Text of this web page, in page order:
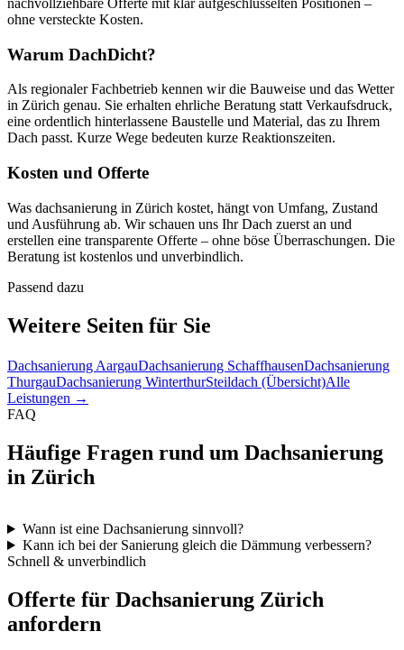
ohne versteckte Kosten.
Warum DachDicht?
Als regionaler Fachbetrieb kennen wir die Bauweise und das Wetter
in Zürich genau. Sie erhalten ehrliche Beratung statt Verkaufsdruck,
eine ordentlich hinterlassene Baustelle und Material, das zu Ihrem
Dach passt. Kurze Wege bedeuten kurze Reaktionszeiten.
Kosten und Offerte
Was dachsanierung in Zürich kostet, hängt von Umfang, Zustand
und Ausführung ab. Wir schauen uns Ihr Dach zuerst an und
erstellen eine transparente Offerte – ohne böse Überraschungen. Die
Beratung ist kostenlos und unverbindlich.
Passend dazu
Weitere Seiten für Sie
Dachsanierung AargauDachsanierung SchaffhausenDachsanierung
ThurgauDachsanierung WinterthurSteildach (Übersicht)Alle
Leistungen →
FAQ
Häufige Fragen rund um Dachsanierung
in Zürich
Wann ist eine Dachsanierung sinnvoll?
Kann ich bei der Sanierung gleich die Dämmung verbessern?
Schnell & unverbindlich
Offerte für Dachsanierung Zürich
anfordern